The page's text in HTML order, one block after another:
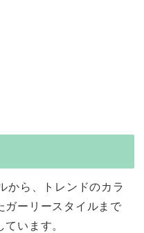
から、トレンドのカラ
ガーリースタイルまで
ています。